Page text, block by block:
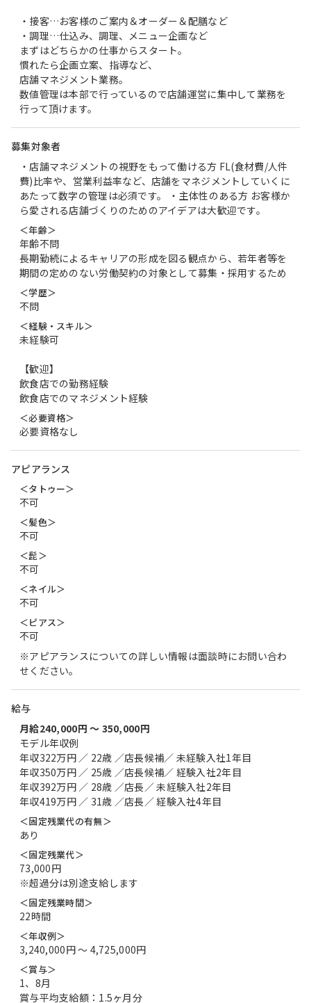
・接客…お客様のご案内＆オーダー＆配膳など
・調理…仕込み、調理、メニュー企画など
まずはどちらかの仕事からスタート。
慣れたら企画立案、指導など、
店舗マネジメント業務。
数値管理は本部で行っているので店舗運営に集中して業務を
行って頂けます。
募集対象者
・店舗マネジメントの視野をもって働ける方 FL(食材費/人件
費)比率や、営業利益率など、店舗をマネジメントしていくに
あたって数字の管理は必須です。 ・主体性のある方 お客様か
ら愛される店舗づくりのためのアイデアは大歓迎です。
＜年齢＞
年齢不問
長期勤続によるキャリアの形成を図る観点から、若年者等を
期間の定めのない労働契約の対象として募集・採用するため
＜学歴＞
不問
＜経験・スキル＞
未経験可
【歓迎】
飲食店での勤務経験
飲食店でのマネジメント経験
＜必要資格＞
必要資格なし
アピアランス
＜タトゥー＞
不可
＜髪色＞
不可
＜髭＞
不可
＜ネイル＞
不可
＜ピアス＞
不可
※アピアランスについての詳しい情報は面談時にお問い合わ
せください。
給与
月給240,000円 〜 350,000円
モデル年収例
年収322万円 ／ 22歳 ／店長候補／ 未経験入社1年目
年収350万円 ／ 25歳 ／店長候補／ 経験入社2年目
年収392万円 ／ 28歳 ／店長／ 未経験入社2年目
年収419万円 ／ 31歳 ／店長／ 経験入社4年目
＜固定残業代の有無＞
あり
＜固定残業代＞
73,000円
※超過分は別途支給します
＜固定残業時間＞
22時間
＜年収例＞
3,240,000円 〜 4,725,000円
＜賞与＞
1、8月
賞与平均支給額：1.5ヶ月分